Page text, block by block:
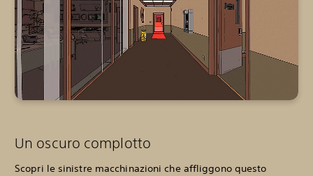
Un oscuro complotto
Scopri le sinistre macchinazioni che affliggono questo